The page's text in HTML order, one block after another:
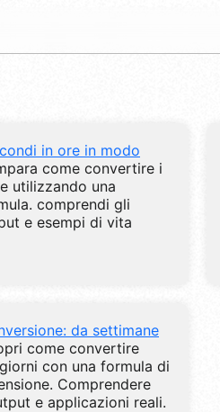
in ore in modo
come convertire i
utilizzando una
comprendi gli
e esempi di vita
da settimane
come convertire
con una formula di
Comprendere
e applicazioni reali.